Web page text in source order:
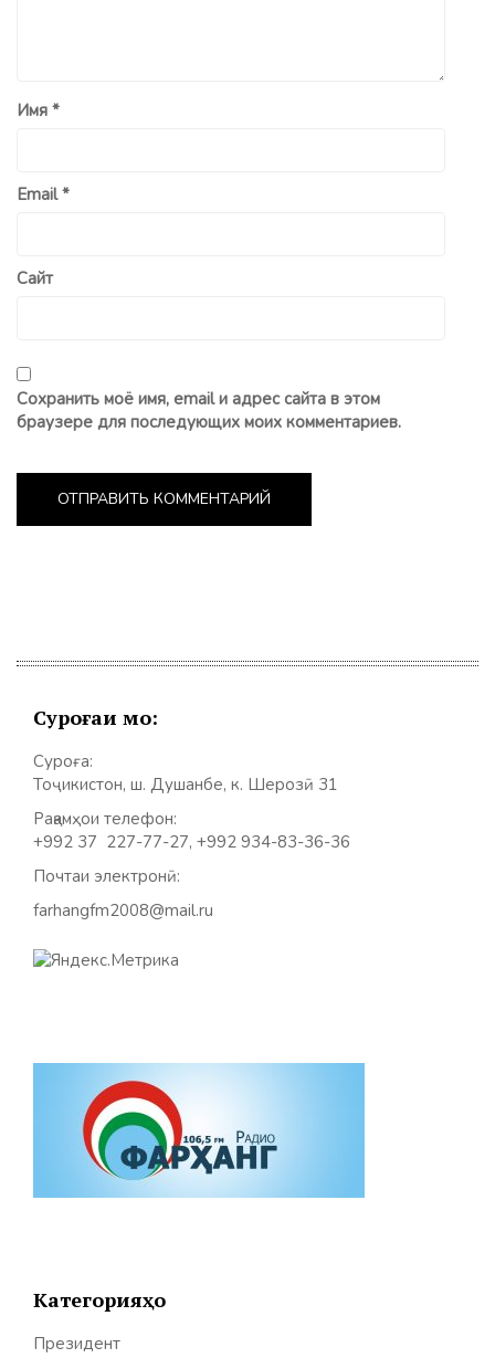
Имя *
Email*
Сайт
Сохранить моё имя, email и адрес сайта в этом
браузере для последующих моих комментариев.
Суроғаи мо:
Суроға:
Тоҷикистон, ш. Душанбе, к. Шерозӣ 31
Рақамҳои телефон:
+992 37 227-77-27, +992 934-83-36-36
Почтаи электронӣ:
farhangfm2008@mail.ru
Категорияҳо
Президент